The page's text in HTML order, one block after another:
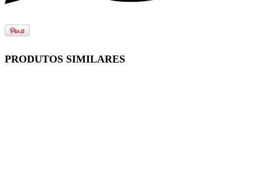
PRODUTOS SIMILARES